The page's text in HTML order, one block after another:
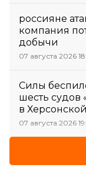
россияне
компания
добычи
07 августа 2026
Силы
шесть судов
в
07 августа 2026